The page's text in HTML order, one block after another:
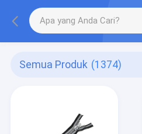
Semua Produk (1374)